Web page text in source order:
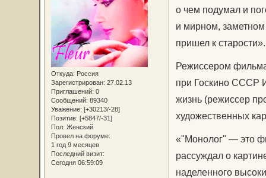
Откуда: Россия
Зарегистрирован: 27.02.13
Приглашений: 0
Сообщений: 89340
Уважение: [+30213/-28]
Позитив: [+5847/-31]
Пол: Женский
Провел на форуме:
1 год 9 месяцев
Последний визит:
Сегодня 06:59:09
о чем подумал и
и мирном,
пришел к старости».
Режиссером
при Госкино СССР
жизнь (режиссер
художественных
«"Монолог" — это
рассуждал о
наделенного